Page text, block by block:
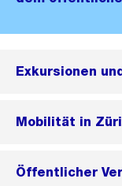
Exkursionen
Mobilität in
Öffentlicher